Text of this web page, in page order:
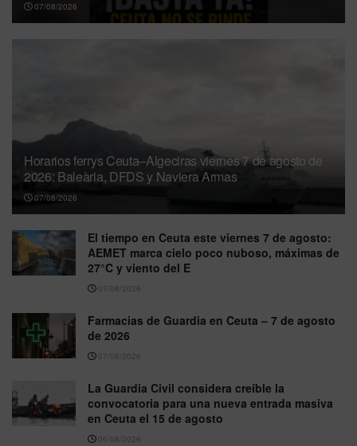
07/08/2026
Horarios ferrys Ceuta–Algeciras viernes 7 de agosto de
2026: Baleària, DFDS y Naviera Armas
07/08/2026
El tiempo en Ceuta este viernes 7 de agosto:
AEMET marca cielo poco nuboso, máximas de
27°C y viento del E
07/08/2026
Farmacias de Guardia en Ceuta – 7 de agosto
de 2026
07/08/2026
La Guardia Civil considera creíble la
convocatoria para una nueva entrada masiva
en Ceuta el 15 de agosto
06/08/2026